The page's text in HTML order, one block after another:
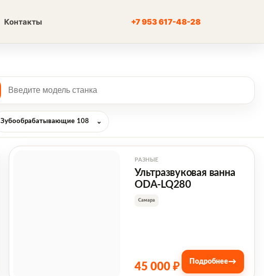
Контакты +7 953 617-48-28
Зубообрабатывающие 108 ⌄
Ультразвуковая ванна
ODA-LQ280
РАЗНЫЕ
45 000 ₽
Самара
Подробнее→